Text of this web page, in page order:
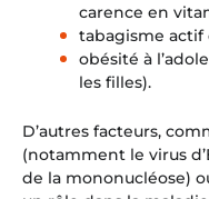
carence en
tabagisme actif
obésité à
les filles).
D’autres facteurs,
(notamment le virus
de la mononucléose)